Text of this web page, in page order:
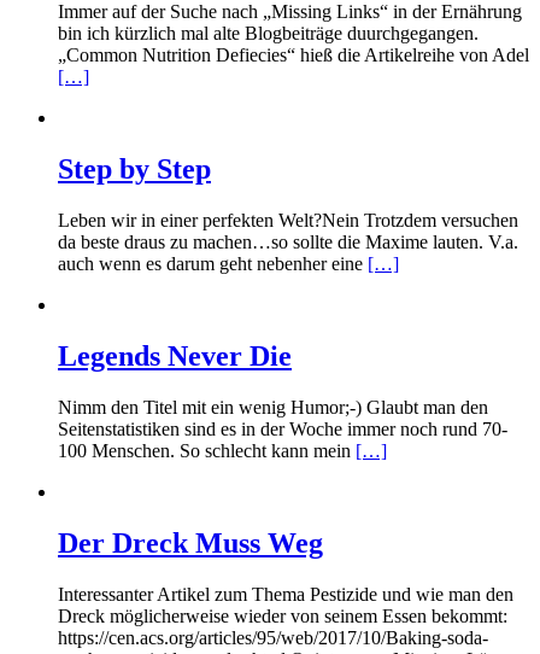
Immer auf der Suche nach „Missing Links“ in der Ernährung
bin ich kürzlich mal alte Blogbeiträge duurchgegangen.
„Common Nutrition Defiecies“ hieß die Artikelreihe von Adel
[…]
Step by Step
Leben wir in einer perfekten Welt?Nein Trotzdem versuchen
da beste draus zu machen…so sollte die Maxime lauten. V.a.
auch wenn es darum geht nebenher eine […]
Legends Never Die
Nimm den Titel mit ein wenig Humor;-) Glaubt man den
Seitenstatistiken sind es in der Woche immer noch rund 70-
100 Menschen. So schlecht kann mein […]
Der Dreck Muss Weg
Interessanter Artikel zum Thema Pestizide und wie man den
Dreck möglicherweise wieder von seinem Essen bekommt:
https://cen.acs.org/articles/95/web/2017/10/Baking-soda-